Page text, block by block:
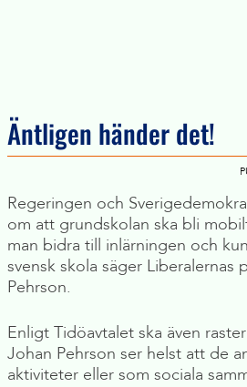
Äntligen händer det!
Regeringen och
om att grundskolan ska bli
man bidra till inlärningen och
svensk skola säger Liberalernas
Pehrson.
Enligt Tidöavtalet ska även
Johan Pehrson ser helst att de
aktiviteter eller som sociala